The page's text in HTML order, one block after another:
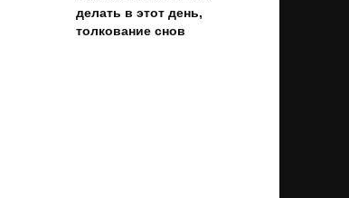
делать в этот день,
толкование снов